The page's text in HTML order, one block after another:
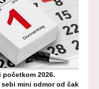
2026.
mini odmor od čak